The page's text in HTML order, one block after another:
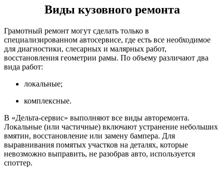
Виды кузовного ремонта
Грамотный ремонт могут сделать только в
специализированном автосервисе, где есть все необходимое
для диагностики, слесарных и малярных работ,
восстановления геометрии рамы. По объему различают два
вида работ:
локальные;
комплексные.
В «Дельта-сервис» выполняют все виды авторемонта.
Локальные (или частичные) включают устранение небольших
вмятин, восстановление или замену бампера. Для
выравнивания помятых участков на деталях, которые
невозможно выправить, не разобрав авто, используется
споттер.